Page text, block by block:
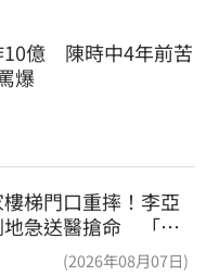
億　陳時中4年前苦
爆
梯門口重摔！李亞
地急送醫搶命 「最
(2026年08月07日)